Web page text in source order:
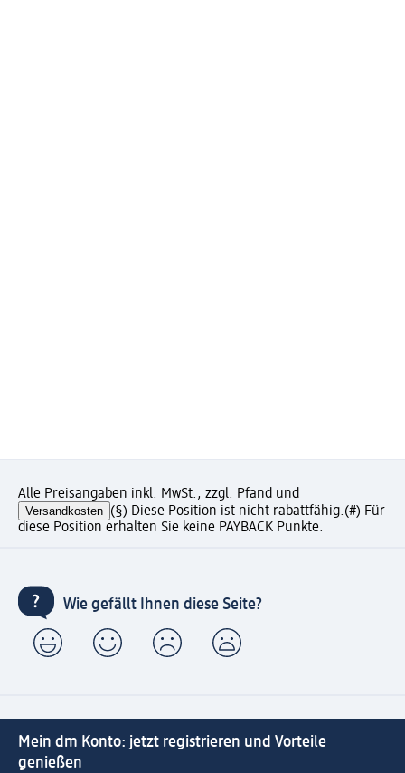
Alle Preisangaben inkl. MwSt., zzgl. Pfand und
Versandkosten (§) Diese Position ist nicht rabattfähig.(#) Für
diese Position erhalten Sie keine PAYBACK Punkte.
Wie gefällt Ihnen diese Seite?
Mein dm Konto: jetzt registrieren und Vorteile
genießen